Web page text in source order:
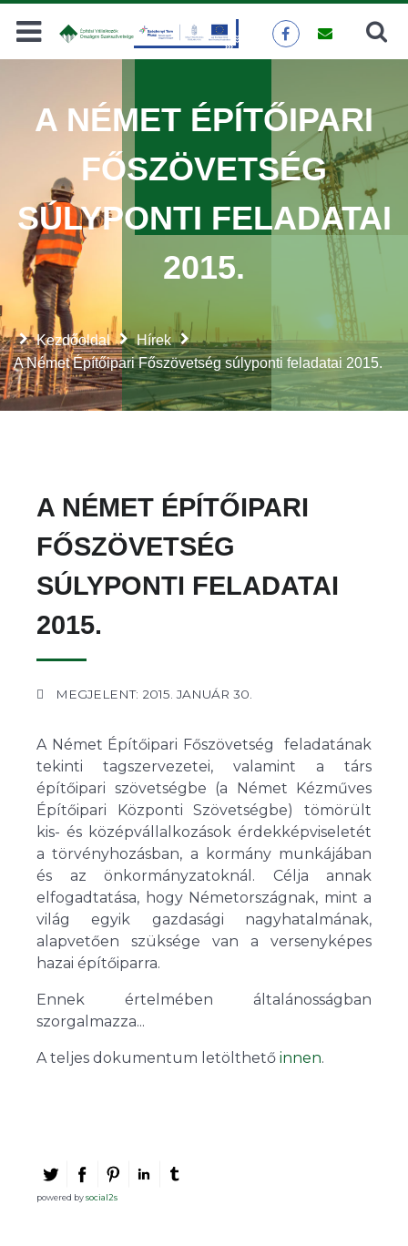
Keresés
Kezdőoldal
Hírek
A Német Építőipari Főszövetség súlyponti feladatai 2015.
A NÉMET ÉPÍTŐIPARI
FŐSZÖVETSÉG
SÚLYPONTI FELADATAI
2015.
A NÉMET ÉPÍTŐIPARI
FŐSZÖVETSÉG
SÚLYPONTI FELADATAI
2015.
MEGJELENT: 2015. JANUÁR 30.
A Német Építőipari Főszövetség feladatának
tekinti tagszervezetei, valamint a társ
építőipari szövetségbe (a Német Kézműves
Építőipari Központi Szövetségbe) tömörült
kis- és középvállalkozások érdekképviseletét
a törvényhozásban, a kormány munkájában
és az önkormányzatoknál. Célja annak
elfogadtatása, hogy Németországnak, mint a
világ egyik gazdasági nagyhatalmának,
alapvetően szüksége van a versenyképes
hazai építőiparra.
Ennek értelmében általánosságban
szorgalmazza...
A teljes dokumentum letölthető innen.
powered bysocial2s